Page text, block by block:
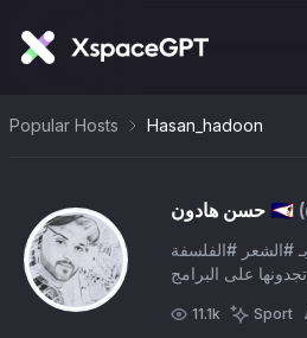
Popular Hosts Hasan_hadoon
حسن هادون 🇸🇦
#الشعر #الفلسفة
على البرامج
11.1k Sport